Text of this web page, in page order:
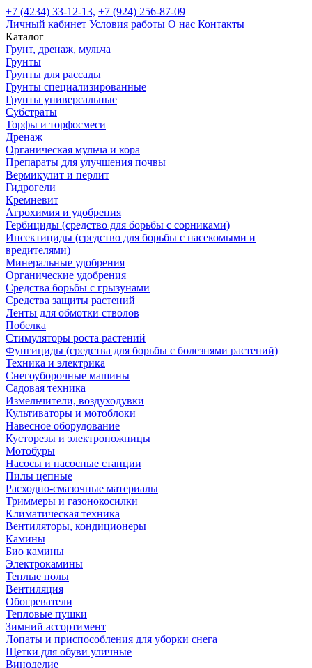
+7 (4234) 33-12-13, +7 (924) 256-87-09
Личный кабинет Условия работы О нас Контакты
Каталог
Грунт, дренаж, мульча
Грунты
Грунты для рассады
Грунты специализированные
Грунты универсальные
Субстраты
Торфы и торфосмеси
Дренаж
Органическая мульча и кора
Препараты для улучшения почвы
Вермикулит и перлит
Гидрогели
Кремневит
Агрохимия и удобрения
Гербициды (средство для борьбы с сорниками)
Инсектициды (средство для борьбы с насекомыми и
вредителями)
Минеральные удобрения
Органические удобрения
Средства борьбы с грызунами
Средства защиты растений
Ленты для обмотки стволов
Побелка
Стимуляторы роста растений
Фунгициды (средства для борьбы с болезнями растений)
Техника и электрика
Снегоуборочные машины
Садовая техника
Измельчители, воздуходувки
Культиваторы и мотоблоки
Навесное оборудование
Кусторезы и электроножницы
Мотобуры
Насосы и насосные станции
Пилы цепные
Расходно-смазочные материалы
Триммеры и газонокосилки
Климатическая техника
Вентиляторы, кондиционеры
Камины
Био камины
Электрокамины
Теплые полы
Вентиляция
Обогреватели
Тепловые пушки
Зимний ассортимент
Лопаты и приспособления для уборки снега
Щетки для обуви уличные
Виноделие